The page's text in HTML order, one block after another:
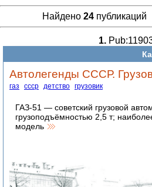
Найдено 24публикаций
1.
Автолегенды СССР.
газ ссср детство грузовик
ГАЗ-51 — советский грузовой
грузоподъёмностью 2,5 т;
модель